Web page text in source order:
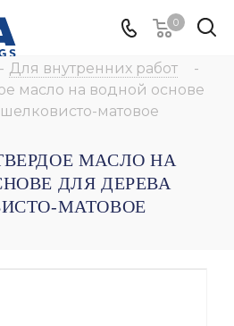
0
- Для внутренних работ
-
масло на водной основе
матовое
ТВЕРДОЕ МАСЛО НА
ДЛЯ ДЕРЕВА
МАТОВОЕ